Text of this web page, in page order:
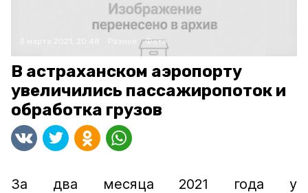
Фото:
В астраханском аэропорту
увеличились пассажиропоток и
обработка грузов
За два месяца 2021 года у